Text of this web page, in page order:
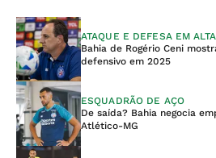
ATAQUE E DEFESA EM
Bahia de Rogério Ceni
defensivo em 2025
ESQUADRÃO DE AÇO
De saída? Bahia negocia
Atlético-MG